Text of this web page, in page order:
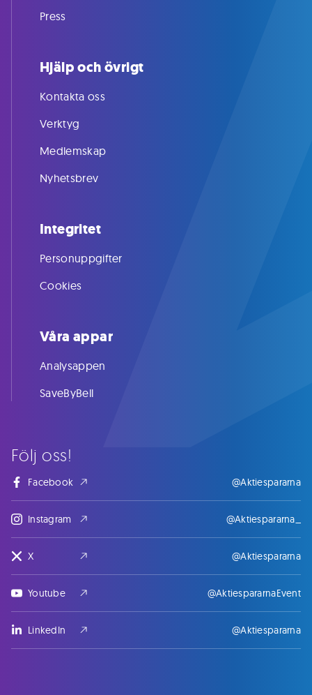
Följ oss!
Facebook @Aktiespararna
Instagram @Aktiespararna_
X @Aktiespararna
Youtube @AktiespararnaEvent
LinkedIn @Aktiespararna
Press
Hjälp och övrigt
Kontakta oss
Verktyg
Medlemskap
Nyhetsbrev
Integritet
Personuppgifter
Cookies
Våra appar
Analysappen
SaveByBell